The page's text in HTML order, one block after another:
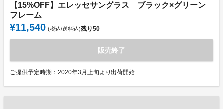
【15%OFF】エレッセサングラス ブラック×グリーン
フレーム
¥11,540 (税込/送料込)残り50
販売終了
ご提供予定時期：2020年3月上旬より出荷開始